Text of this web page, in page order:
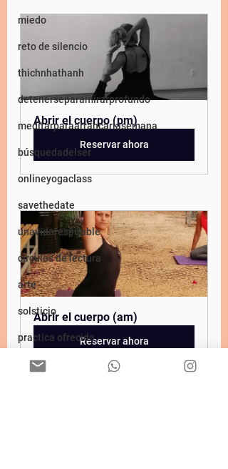
miedo
reto de silencio
thichnhathanh
detenerseparamirarprofundo
meditarparaarrancarlasemana
búsquedadelser
onlineyogaclass
savethedate
unavidarespirable
circulos de lectura
arte
solsticio
practica ofrecida
tallerdeautocompasion
Abrir el cuerpo (pm)
Reservar ahora
Abrir el cuerpo (am)
Reservar ahora